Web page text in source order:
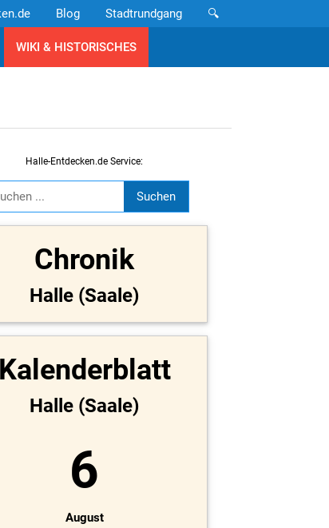
🔍
Stadtrundgang
Blog
WIKI & HISTORISCHES
Halle-Entdecken.de Service:
Chronik
Halle (Saale)
Kalenderblatt
Halle (Saale)
6
August